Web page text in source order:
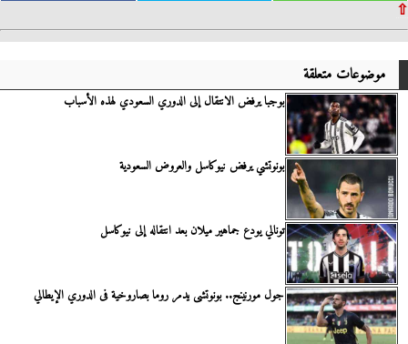
⇧
موضوعات متعلقة
بوجبا يرفض الانتقال إلى الدوري السعودي لهذه الأسباب
بونوتشي يرفض نيوكاسل والعروض السعودية
تونالي يودع جماهير ميلان بعد انتقاله إلى نيوكاسل
جول مورنينج.. بونوتشى يدمر روما بصاروخية فى الدوري الإيطالي